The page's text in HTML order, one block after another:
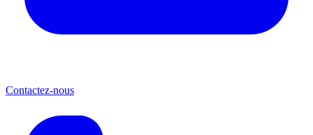
Contactez-nous